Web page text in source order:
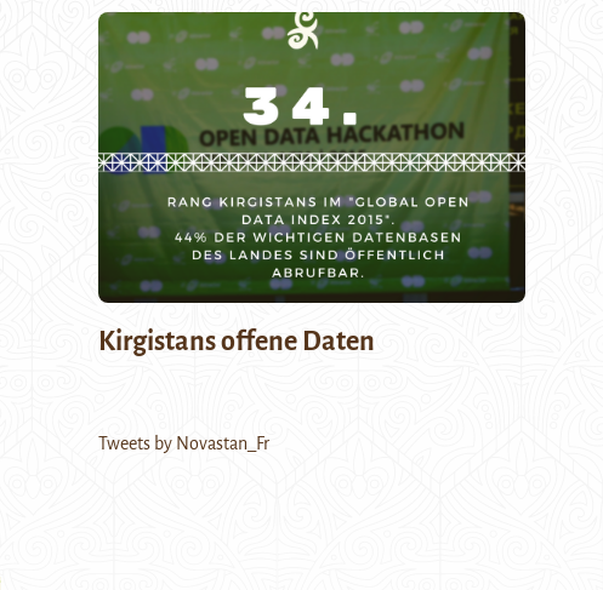
Kirgistans offene Daten
Tweets by Novastan_Fr